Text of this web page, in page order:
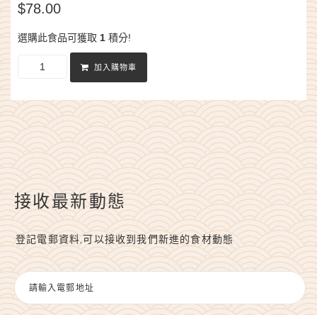
$78.00
選購此食品可獲取 1 積分!
加入購物車
接收最新動態
登記電郵資料,可以接收到我們新進的食材動態